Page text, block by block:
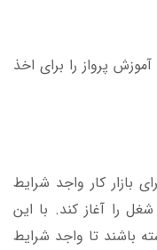
پرواز را برای اخذ
بازار کار واجد شرایط
را آغاز کند. با این
باشند تا واجد شرایط